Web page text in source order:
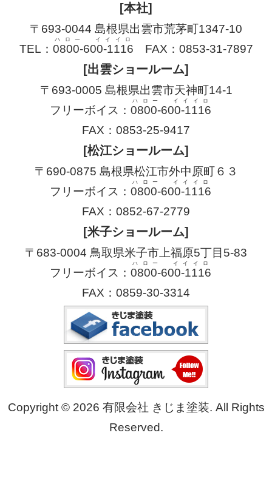
[本社]
〒693-0044 島根県出雲市荒茅町1347-10
TEL： 0800-600-1116
ハロー イイイロ
FAX：0853-31-7897
[出雲ショールーム]
〒693-0005 島根県出雲市天神町14-1
フリーボイス： 0800-600-1116
ハロー イイイロ
FAX：0853-25-9417
[松江ショールーム]
〒690-0875 島根県松江市外中原町６３
フリーボイス： 0800-600-1116
ハロー イイイロ
FAX：0852-67-2779
[米子ショールーム]
〒683-0004 鳥取県米子市上福原5丁目5-83
フリーボイス： 0800-600-1116
ハロー イイイロ
FAX：0859-30-3314
Copyright © 2026 有限会社 きじま塗装. All Rights
Reserved.